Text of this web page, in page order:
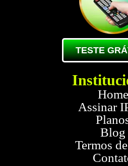
TESTE
Home
Assinar
Blog
Termos